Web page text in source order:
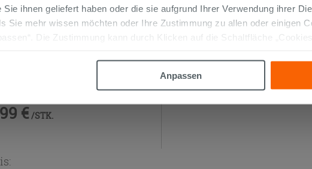
Sie ihnen geliefert haben oder die sie aufgrund Ihrer Verwendung ihrer
Sie mehr wissen möchten oder Ihre Zustimmung zu allen oder einigen
Die Zustimmung kann durch Klicken auf die Schaltfläche „Cookies
Anpassen
€ /STK.